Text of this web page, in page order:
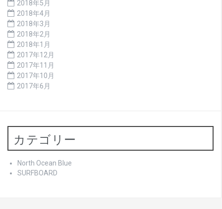
2018年5月
2018年4月
2018年3月
2018年2月
2018年1月
2017年12月
2017年11月
2017年10月
2017年6月
カテゴリー
North Ocean Blue
SURFBOARD